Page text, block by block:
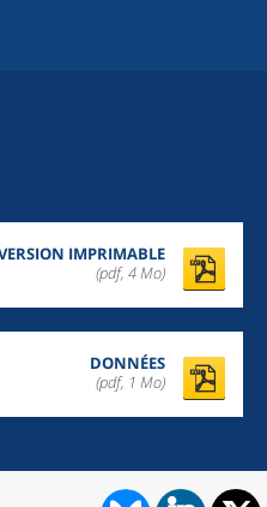
IMPRIMABLE
(pdf, 4 Mo)
DONNÉES
(pdf, 1 Mo)